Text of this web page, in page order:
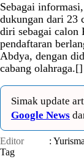
Sebagai
dukungan dari 23
diri sebagai calon
pendaftaran
Abdya, dengan
cabang olahraga.[]
Simak update
Google News
Editor
:
Tag